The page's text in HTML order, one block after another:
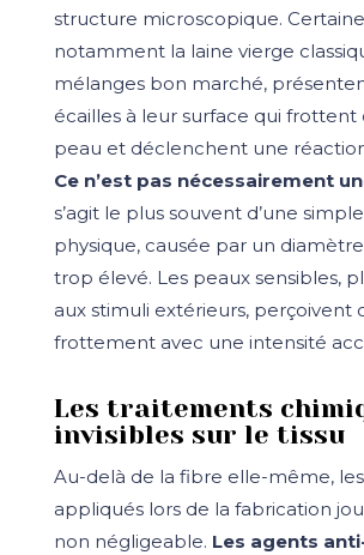
structure microscopique.
notamment la laine vierge
mélanges bon marché,
écailles à leur surface qui frottent
peau et déclenchent une
Ce n’est pas nécessairement
s’agit le plus souvent d’une
physique, causée par un
trop élevé. Les peaux sensibles,
aux stimuli extérieurs, perçoivent
frottement avec une intensité
Les traitements
invisibles sur le tissu
Au-delà de la fibre elle-même,
appliqués lors de la fabrication
non négligeable. Les agents